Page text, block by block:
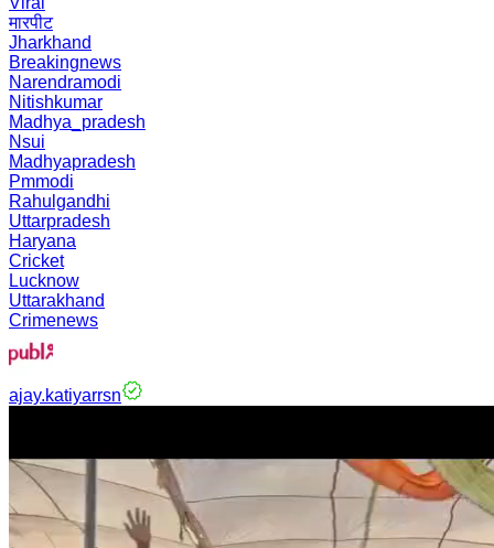
मारपीट
Jharkhand
Breakingnews
Narendramodi
Nitishkumar
Madhya_pradesh
Nsui
Madhyapradesh
Pmmodi
Rahulgandhi
Uttarpradesh
Haryana
Cricket
Lucknow
Uttarakhand
Crimenews
ajay.katiyarrsn